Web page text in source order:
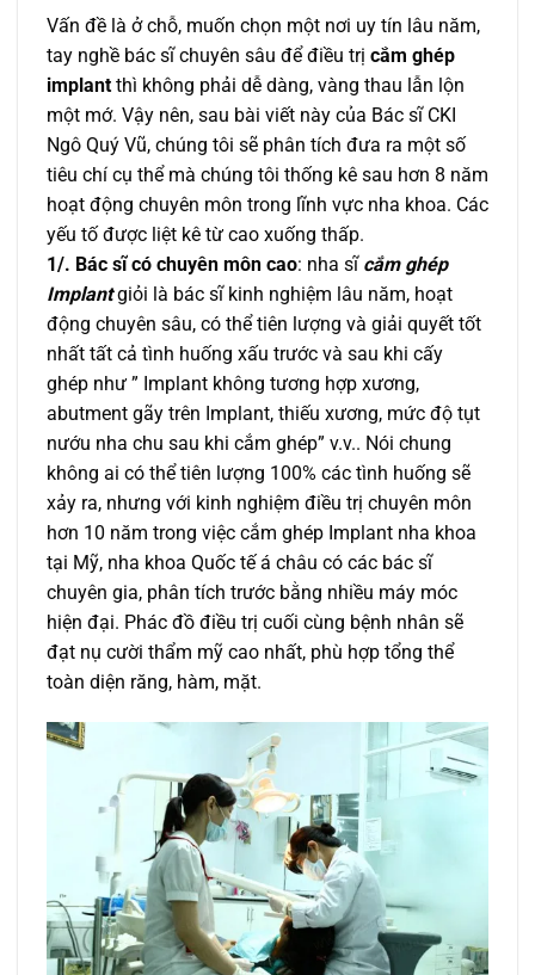
Vấn đề là ở chỗ, muốn chọn một nơi uy tín lâu năm,
tay nghề bác sĩ chuyên sâu để điều trị cắm ghép
implant thì không phải dễ dàng, vàng thau lẫn lộn
một mớ. Vậy nên, sau bài viết này của Bác sĩ CKI
Ngô Quý Vũ, chúng tôi sẽ phân tích đưa ra một số
tiêu chí cụ thể mà chúng tôi thống kê sau hơn 8 năm
hoạt động chuyên môn trong lĩnh vực nha khoa. Các
yếu tố được liệt kê từ cao xuống thấp.
1/. Bác sĩ có chuyên môn cao: nha sĩcắm ghép
Implantgiỏi là bác sĩ kinh nghiệm lâu năm, hoạt
động chuyên sâu, có thể tiên lượng và giải quyết tốt
nhất tất cả tình huống xấu trước và sau khi cấy
ghép như ” Implant không tương hợp xương,
abutment gãy trên Implant, thiếu xương, mức độ tụt
nướu nha chu sau khi cắm ghép” v.v.. Nói chung
không ai có thể tiên lượng 100% các tình huống sẽ
xảy ra, nhưng với kinh nghiệm điều trị chuyên môn
hơn 10 năm trong việc cắm ghép Implant nha khoa
tại Mỹ, nha khoa Quốc tế á châu có các bác sĩ
chuyên gia, phân tích trước bằng nhiều máy móc
hiện đại. Phác đồ điều trị cuối cùng bệnh nhân sẽ
đạt nụ cười thẩm mỹ cao nhất, phù hợp tổng thể
toàn diện răng, hàm, mặt.